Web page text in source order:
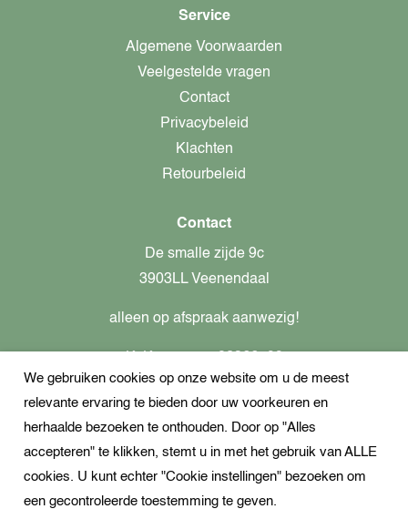
Service
Algemene Voorwaarden
Veelgestelde vragen
Contact
Privacybeleid
Klachten
Retourbeleid
Contact
De smalle zijde 9c
3903LL Veenendaal
alleen op afspraak aanwezig!
Btw-nummer: nl862437301B01
+31621944547
Open Whatsapp
info@dekampeerspecialist.nl
We gebruiken cookies op onze website om u de meest
relevante ervaring te bieden door uw voorkeuren en
herhaalde bezoeken te onthouden. Door op "Alles
accepteren" te klikken, stemt u in met het gebruik van ALLE
cookies. U kunt echter "Cookie instellingen" bezoeken om
een gecontroleerde toestemming te geven.